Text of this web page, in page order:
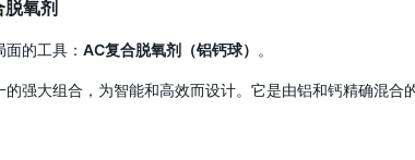
氧剂
的工具： AC复合脱氧剂（铝钙球） 。
强大组合，为智能和高效而设计。它是由铝和钙精确混合